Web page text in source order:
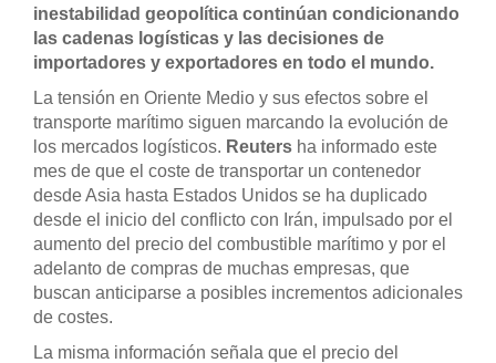
inestabilidad geopolítica continúan condicionando
las cadenas logísticas y las decisiones de
importadores y exportadores en todo el mundo.
La tensión en Oriente Medio y sus efectos sobre el
transporte marítimo siguen marcando la evolución de
los mercados logísticos. Reuters ha informado este
mes de que el coste de transportar un contenedor
desde Asia hasta Estados Unidos se ha duplicado
desde el inicio del conflicto con Irán, impulsado por el
aumento del precio del combustible marítimo y por el
adelanto de compras de muchas empresas, que
buscan anticiparse a posibles incrementos adicionales
de costes.
La misma información señala que el precio del